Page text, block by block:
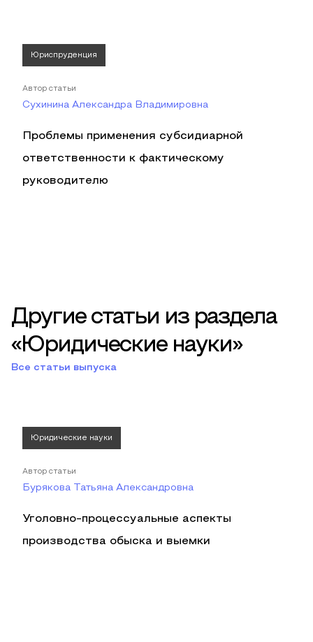
Юриспруденция
Автор статьи
Сухинина Александра Владимировна
Проблемы применения субсидиарной
ответственности к фактическому
руководителю
Другие статьи из раздела
«Юридические науки»
Все статьи выпуска
Юридические науки
Автор статьи
Бурякова Татьяна Александровна
Уголовно-процессуальные аспекты
производства обыска и выемки